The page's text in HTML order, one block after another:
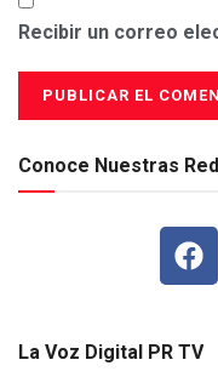
Recibir un correo
Conoce Nuestras
La Voz Digital PR TV